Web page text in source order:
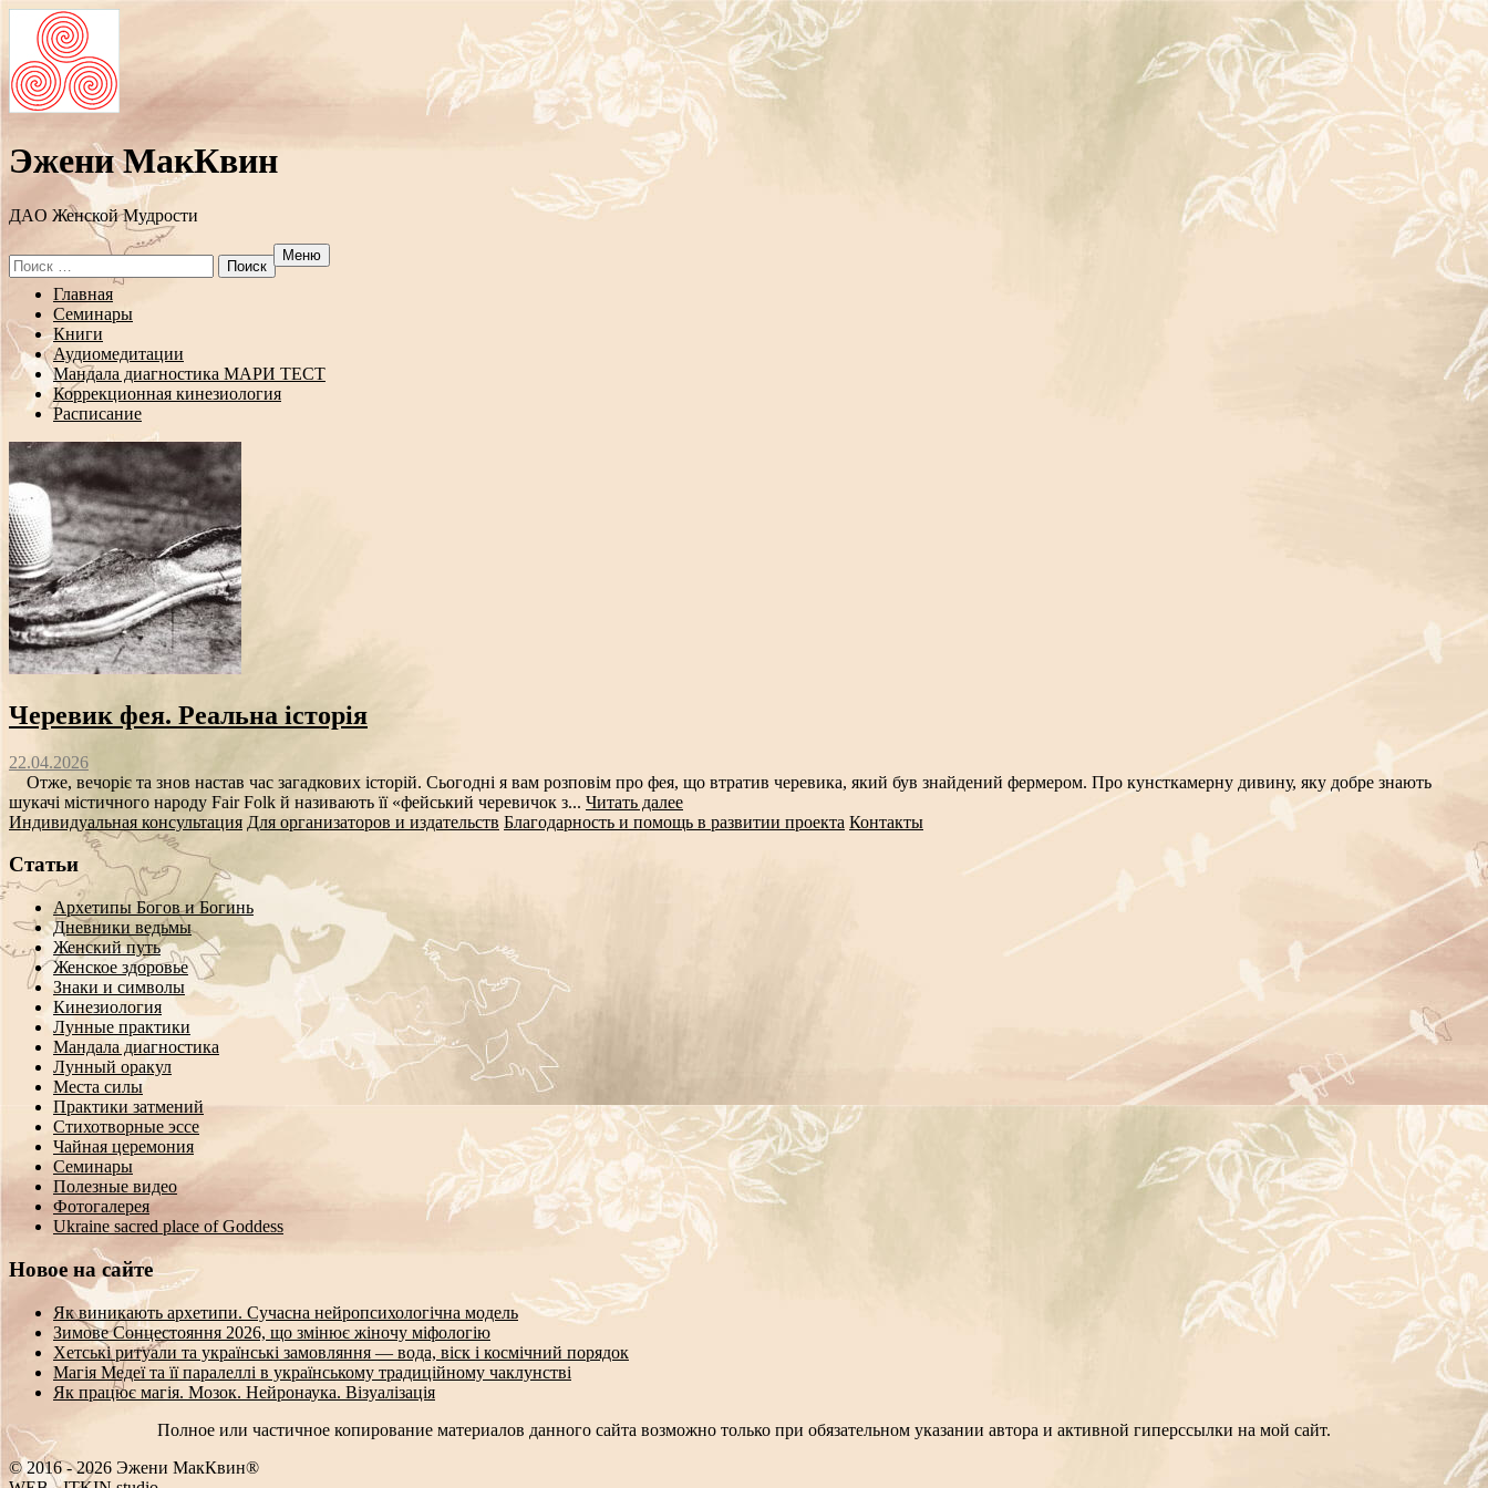
Эжени МакКвин
ДAO Женской Мудрости
Search
for:
Меню
Перейти
содержанию
Главная
Семинары
Книги
Аудиомедитации
Мандала диагностика МАРИ ТЕСТ
Коррекционная кинезиология
Расписание
Черевик фея. Реальна історія
22.04.2026
Отже, вечоріє та знов настав час загадкових історій. Сьогодні я вам розповім про фея, що втратив черевика, який був знайдений фермером. Про кунсткамерну дивину, яку добре знають
шукачі містичного народу Fair Folk й називають її «фейський черевичок з... Читать далее
Индивидуальная консультация Для организаторов и издательств Благодарность и помощь в развитии проекта Контакты
Статьи
Архетипы Богов и Богинь
Дневники ведьмы
Женский путь
Женское здоровье
Знаки и символы
Кинезиология
Лунные практики
Мандала диагностика
Лунный оракул
Места силы
Практики затмений
Стихотворные эссе
Чайная церемония
Семинары
Полезные видео
Фотогалерея
Ukraine sacred place of Goddess
Новое на сайте
Як виникають архетипи. Сучасна нейропсихологічна модель
Зимове Сонцестояння 2026, що змінює жіночу міфологію
Хетські ритуали та українські замовляння — вода, віск і космічний порядок
Магія Медеї та її паралеллі в українському традиційному чаклунстві
Як працює магія. Мозок. Нейронаука. Візуалізація
Полное или частичное копирование материалов данного сайта возможно только при обязательном указании автора и активной гиперссылки на мой сайт.
© 2016 - 2026 Эжени МакКвин®